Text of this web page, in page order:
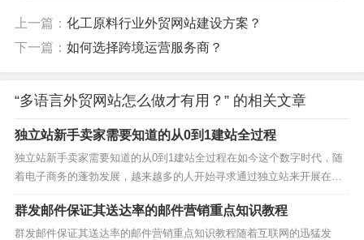
内容中使用它们。此外，考虑使用在线广告和社交媒体来
推广你的网站。
6. 考虑文化差异和法规
不同国家和地区有不同的文化和法规，因此需要谨慎处
理。确保你的网站内容和营销策略在目标市场中不会引起
不适或违反法规。了解目标市场的文化习惯和法规，可能
需要定制你的内容和策略。
上一篇： 化工原料行业外贸网站建设方案？
下一篇： 如何选择跨境运营服务商？
“多语言外贸网站怎么做才有用？” 的相关文章
独立站新手卖家需要知道的从0到1建站全过程
独立站新手卖家需要知道的从0到1建站全过程在如今这个数字时代，随
着电子商务的蓬勃发展，越来越多的人开始寻求通过独立站来开展在线
业务。无论您是初次涉足电子商务领域，还是已经在其他平台上运营业
务，建立独立站都是一个引人注目的选择。本文将为您提供一个全面
的、从0到1的建站全流程说明，以帮助您在这个领域取得...
群发邮件保证其送达率的邮件营销重点知识教程
群发邮件保证其送达率的邮件营销重点知识教程随着互联网的迅猛发